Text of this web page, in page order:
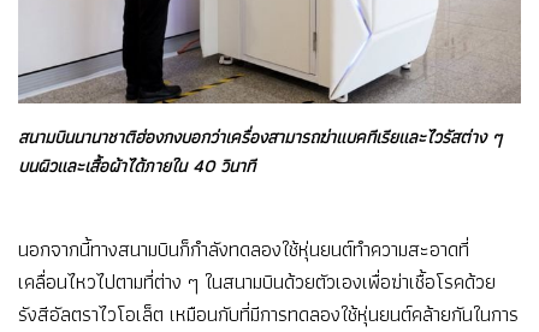
สนามบินนานาชาติฮ่องกงบอกว่าเครื่องสามารถฆ่าแบคทีเรียและไวรัสต่าง ๆ
บนผิวและเสื้อผ้าได้ภายใน 40 วินาที
นอกจากนี้ทางสนามบินก็กำลังทดลองใช้หุ่นยนต์ทำความสะอาดที่
เคลื่อนไหวไปตามที่ต่าง ๆ ในสนามบินด้วยตัวเองเพื่อฆ่าเชื้อโรคด้วย
รังสีอัลตราไวโอเล็ต เหมือนกับที่มีการทดลองใช้หุ่นยนต์คล้ายกันในการ